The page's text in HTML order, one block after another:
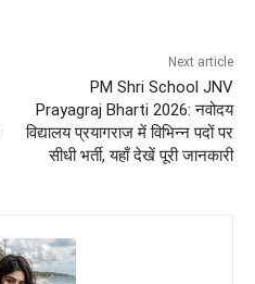
Next article
PM Shri School JNV
Prayagraj Bharti 2026: नवोदय
विद्यालय प्रयागराज में विभिन्न पदों पर
सीधी भर्ती, यहाँ देखें पूरी जानकारी